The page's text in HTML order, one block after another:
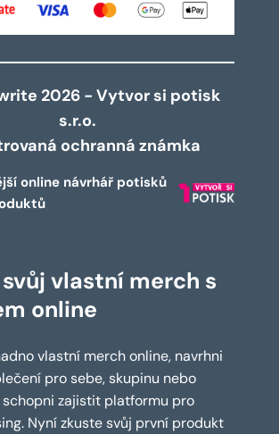
2026 - Vytvor si potisk
s.r.o.
ochranná známka
online návrhář potisků
vlastní merch s
online
vlastní merch online, navrhni
pro sebe, skupinu nebo
schopni zajistit platformu pro
Nyní zkuste svůj první produkt